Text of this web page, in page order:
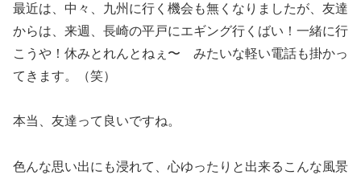
最近は、中々、九州に行く機会も無くなりましたが、友達
からは、来週、長崎の平戸にエギング行くばい！一緒に行
こうや！休みとれんとねぇ〜 みたいな軽い電話も掛かっ
てきます。（笑）
本当、友達って良いですね。
色んな思い出にも浸れて、心ゆったりと出来るこんな風景